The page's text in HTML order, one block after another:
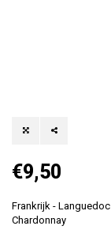
€9,50
Frankrijk - Languedoc
Chardonnay